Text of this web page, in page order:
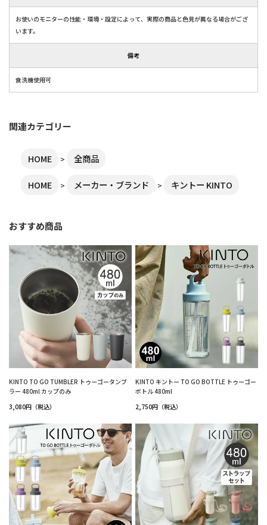
お使いのモニターの性能・環境・設定によって、実際の商品と色見が異なる場合がござ
います。
備考
食洗機使用可
関連カテゴリー
HOME 全商品
HOME メーカー・ブランド キントー KINTO
おすすめ商品
KINTO TO GO TUMBLER トゥーゴータンブ
ラー 480ml カップのみ
3,080円（税込）
KINTO キントー TO GO BOTTLE トゥーゴー
ボトル 480ml
2,750円（税込）